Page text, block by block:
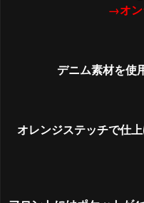
→オン
デニム素材を使
オレンジステッチで仕